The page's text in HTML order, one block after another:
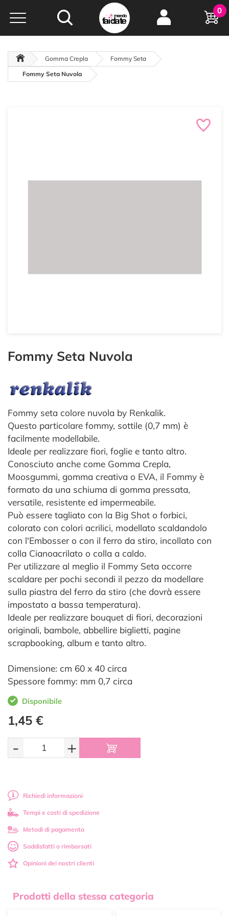
Hobby e
creatività...
oltre 15 anni online
0
Gomma Crepla
Fommy Seta
Fommy Seta Nuvola
Fommy Seta Nuvola
Fommy seta colore nuvola by Renkalik.
Questo particolare fommy, sottile (0,7 mm) è
facilmente modellabile.
Ideale per realizzare fiori, foglie e tanto altro.
Conosciuto anche come Gomma Crepla,
Moosgummi, gomma creativa o EVA, il Fommy è
formato da una schiuma di gomma pressata,
versatile, resistente ed impermeabile.
Può essere tagliato con la Big Shot o forbici,
colorato con colori acrilici, modellato scaldandolo
con l'Embosser o con il ferro da stiro, incollato con
colla Cianoacrilato o colla a caldo.
Per utilizzare al meglio il Fommy Seta occorre
scaldare per pochi secondi il pezzo da modellare
sulla piastra del ferro da stiro (che dovrà essere
impostato a bassa temperatura).
Ideale per realizzare bouquet di fiori, decorazioni
originali, bambole, abbellire biglietti, pagine
scrapbooking, album e tanto altro.
Dimensione: cm 60 x 40 circa
Spessore fommy: mm 0,7 circa
Disponibile
1,45 €
- +
Richiedi informazioni
Tempi e costi di spedizione
Metodi di pagamento
Soddisfatti o rimborsati
Opinioni dei nostri clienti
Prodotti della stessa categoria